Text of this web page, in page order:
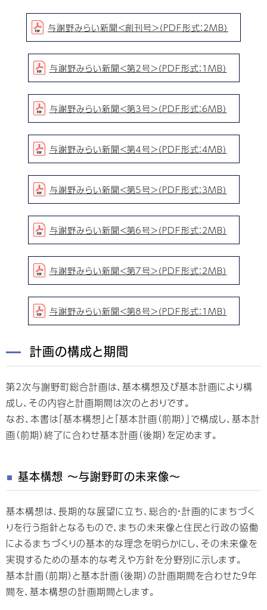
与謝野みらい新聞＜創刊号＞（PDF形式：2MB）
与謝野みらい新聞＜第２号＞（PDF形式：1MB）
与謝野みらい新聞＜第３号＞（PDF形式：6MB）
与謝野みらい新聞＜第４号＞（PDF形式：4MB）
与謝野みらい新聞＜第５号＞（PDF形式：3MB）
与謝野みらい新聞＜第６号＞（PDF形式：2MB）
与謝野みらい新聞＜第７号＞（PDF形式：2MB）
与謝野みらい新聞＜第８号＞（PDF形式：1MB）
計画の構成と期間
第2次与謝野町総合計画は、基本構想及び基本計画により構
成し、その内容と計画期間は次のとおりです。
なお、本書は「基本構想」と「基本計画（前期）」で構成し、基本計
画（前期）終了に合わせ基本計画（後期）を定めます。
基本構想 ～与謝野町の未来像～
基本構想は、長期的な展望に立ち、総合的・計画的にまちづく
りを行う指針となるもので、まちの未来像と住民と行政の協働
によるまちづくりの基本的な理念を明らかにし、その未来像を
実現するための基本的な考えや方針を分野別に示します。
基本計画（前期）と基本計画（後期）の計画期間を合わせた9年
間を、基本構想の計画期間とします。